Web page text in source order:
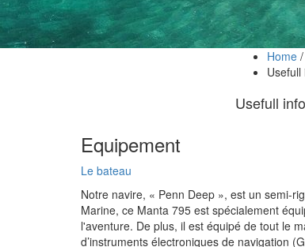
Home /
Usefull
Usefull
Equipement
Le bateau
Notre navire, « Penn Deep », est un semi-
Marine, ce Manta 795 est spécialement
l'aventure. De plus, il est équipé de tout le
d’instruments électroniques de navigation